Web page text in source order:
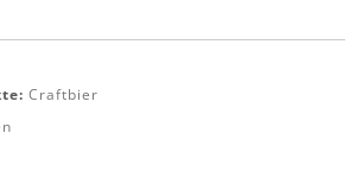
Craftbier